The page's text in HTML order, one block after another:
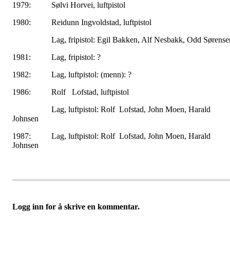
1979: Sølvi Horvei, luftpistol
1980: Reidunn Ingvoldstad, luftpistol
Lag, fripistol: Egil Bakken, Alf Nesbakk, Odd
1981: Lag, fripistol: ?
1982: Lag, luftpistol: (menn): ?
1986: Rolf Lofstad, luftpistol
Lag, luftpistol: Rolf Lofstad, John Moen, Harald
Johnsen
1987: Lag, luftpistol: Rolf Lofstad, John Moen, Harald
Johnsen
Logg inn for å skrive en kommentar.